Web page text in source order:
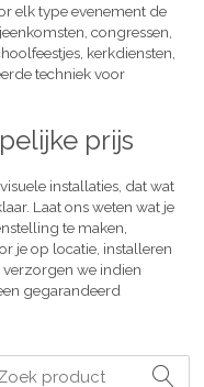
elk type evenement de
congressen,
kerkdiensten,
techniek voor
prijs
installaties, dat wat
Laat ons weten wat je
te maken,
je op locatie, installeren
we indien
gegarandeerd